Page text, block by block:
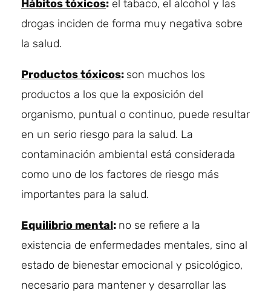
Hábitos tóxicos: el tabaco, el alcohol y las
drogas inciden de forma muy negativa sobre
la salud.
Productos tóxicos: son muchos los
productos a los que la exposición del
organismo, puntual o continuo, puede resultar
en un serio riesgo para la salud. La
contaminación ambiental está considerada
como uno de los factores de riesgo más
importantes para la salud.
Equilibrio mental: no se refiere a la
existencia de enfermedades mentales, sino al
estado de bienestar emocional y psicológico,
necesario para mantener y desarrollar las